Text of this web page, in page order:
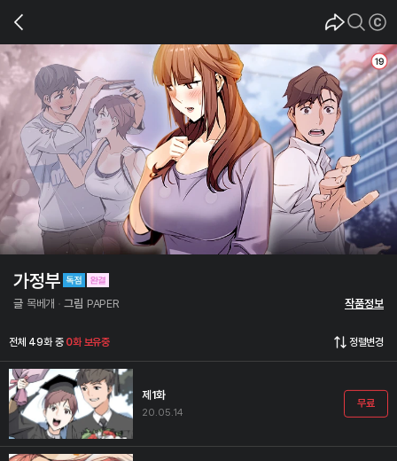
가정부
글 목베개 그림 PAPER 작품정보
전체 49화 중 0화 보유중 정렬변경
제1화
20.05.14
무료